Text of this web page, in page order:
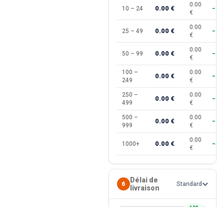
10 – 24 0.00 €
0.00
€
25 – 49 0.00 €
0.00
€
50 – 99 0.00 €
0.00
€
100 –
249
0.00 €
0.00
€
250 –
499
0.00 €
0.00
€
500 –
999
0.00 €
0.00
€
1000+ 0.00 €
0.00
€
6
Délai de
livraison
Standard